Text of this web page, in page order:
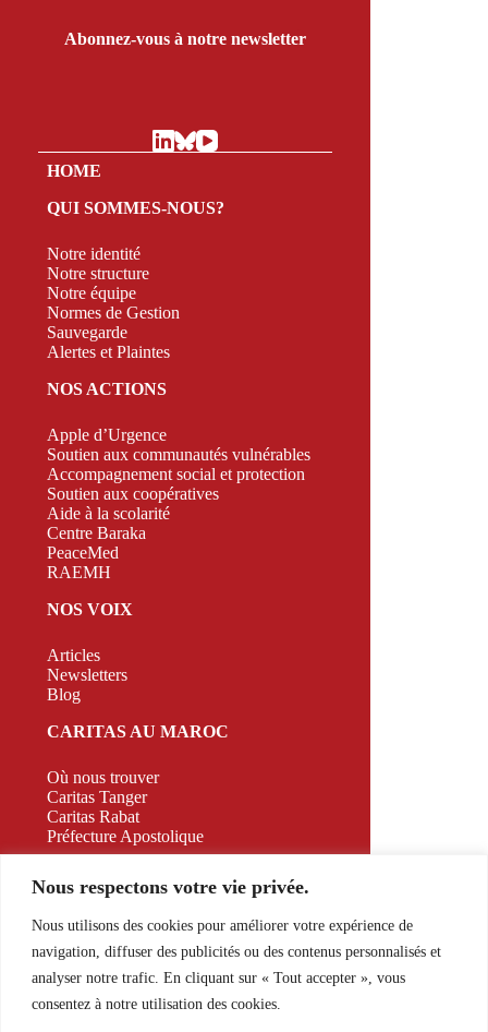
Nous respectons votre vie privée.
Nous utilisons des cookies pour améliorer votre expérience de
navigation, diffuser des publicités ou des contenus personnalisés et
analyser notre trafic. En cliquant sur « Tout accepter », vous
consentez à notre utilisation des cookies.
Abonnez-vous à notre newsletter
HOME
QUI SOMMES-NOUS?
Notre identité
Notre structure
Notre équipe
Normes de Gestion
Sauvegarde
Alertes et Plaintes
NOS ACTIONS
Apple d’Urgence
Soutien aux communautés vulnérables
Accompagnement social et protection
Soutien aux coopératives
Aide à la scolarité
Centre Baraka
PeaceMed
RAEMH
NOS VOIX
Articles
Newsletters
Blog
CARITAS AU MAROC
Où nous trouver
Caritas Tanger
Caritas Rabat
Préfecture Apostolique
526 Appt A2 RDC Bd. Allal El Fassi, Marrakech,
Morocco
E-mail:contact@caritasmaroc.com